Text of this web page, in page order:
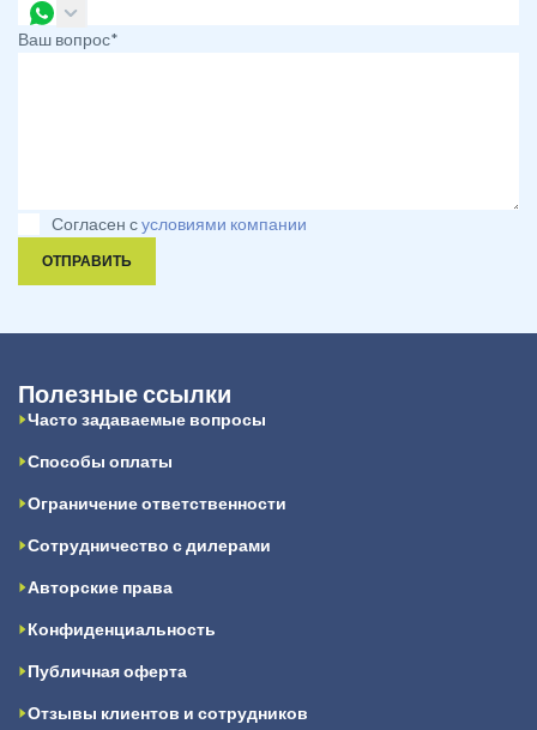
Ваш вопрос*
Согласен сусловиями компании
ОТПРАВИТЬ
Полезные ссылки
Часто задаваемые вопросы
Способы оплаты
Ограничение ответственности
Сотрудничество с дилерами
Авторские права
Конфиденциальность
Публичная оферта
Отзывы клиентов и сотрудников